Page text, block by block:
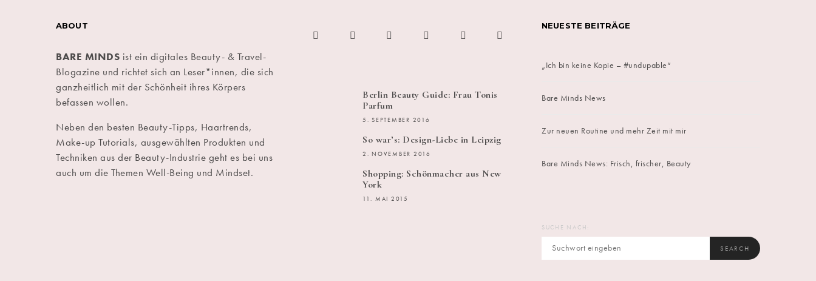
ABOUT
BARE MINDS ist ein digitales Beauty- & Travel-
Blogazine und richtet sich an Leser*innen, die sich
ganzheitlich mit der Schönheit ihres Körpers
befassen wollen.
Neben den besten Beauty-Tipps, Haartrends,
Make-up Tutorials, ausgewählten Produkten und
Techniken aus der Beauty-Industrie geht es bei uns
auch um die Themen Well-Being und Mindset.
Berlin Beauty Guide: Frau Tonis
Parfum
5. SEPTEMBER 2016
So war’s: Design-Liebe in Leipzig
2. NOVEMBER 2016
Shopping: Schönmacher aus New
York
11. MAI 2015
NEUESTE BEITRÄGE
„Ich bin keine Kopie – #undupable“
Bare Minds News
Zur neuen Routine und mehr Zeit mit mir
Bare Minds News: Frisch, frischer, Beauty
SUCHE NACH:
SEARCH